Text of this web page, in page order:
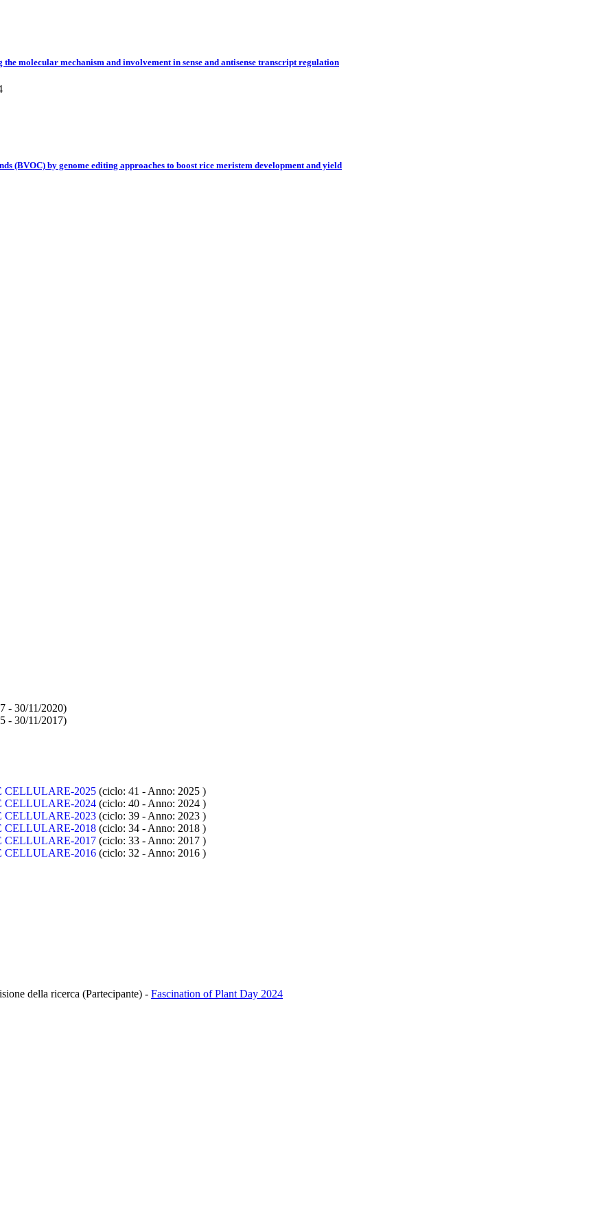
molecular mechanism and involvement in sense and antisense transcript regulation
(BVOC) by genome editing approaches to boost rice meristem development and yield
- 30/11/2020)
- 30/11/2017)
CELLULARE-2025 (ciclo: 41 - Anno: 2025 )
CELLULARE-2024 (ciclo: 40 - Anno: 2024 )
CELLULARE-2023 (ciclo: 39 - Anno: 2023 )
CELLULARE-2018 (ciclo: 34 - Anno: 2018 )
CELLULARE-2017 (ciclo: 33 - Anno: 2017 )
CELLULARE-2016 (ciclo: 32 - Anno: 2016 )
della ricerca (Partecipante) - Fascination of Plant Day 2024